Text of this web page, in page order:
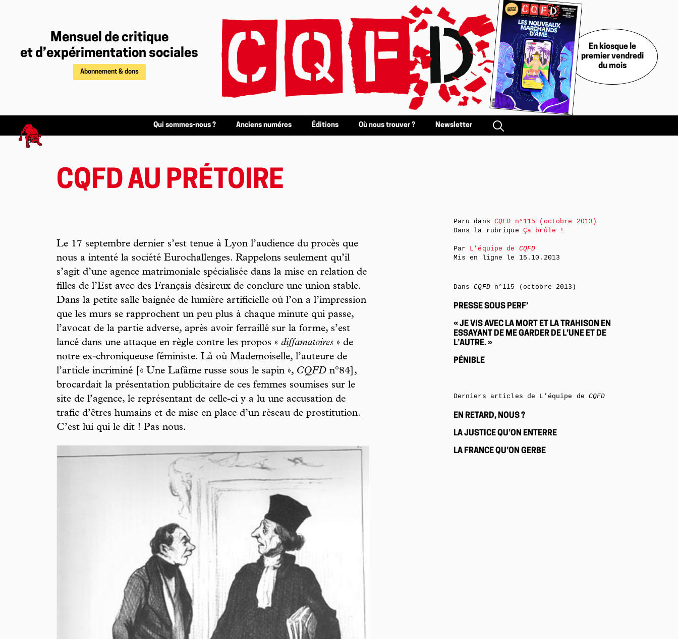
Mensuel de critique
et d’expérimentation sociales
Abonnement & dons
En kiosque le
premier vendredi
du mois
Qui sommes-nous ? Anciens numéros Éditions Où nous trouver ? Newsletter
CQFD AU PRÉTOIRE
Le 17 septembre dernier s’est tenue à Lyon l’audience du procès que
nous a intenté la société Eurochallenges. Rappelons seulement qu’il
s’agit d’une agence matrimoniale spécialisée dans la mise en relation de
filles de l’Est avec des Français désireux de conclure une union stable.
Dans la petite salle baignée de lumière artificielle où l’on a l’impression
que les murs se rapprochent un peu plus à chaque minute qui passe,
l’avocat de la partie adverse, après avoir ferraillé sur la forme, s’est
lancé dans une attaque en règle contre les propos « diffamatoires » de
notre ex-chroniqueuse féministe. Là où Mademoiselle, l’auteure de
l’article incriminé [« Une Lafâme russe sous le sapin », CQFD n°84],
brocardait la présentation publicitaire de ces femmes soumises sur le
site de l’agence, le représentant de celle-ci y a lu une accusation de
trafic d’êtres humains et de mise en place d’un réseau de prostitution.
C’est lui qui le dit ! Pas nous.
Paru dans CQFD n°115 (octobre 2013)
Dans la rubrique Ça brûle !
Par L’équipe de CQFD
Mis en ligne le 15.10.2013
DansCQFDn°115 (octobre 2013)
PRESSE SOUS PERF’
« JE VIS AVEC LA MORT ET LA TRAHISON EN
ESSAYANT DE ME GARDER DE L’UNE ET DE
L’AUTRE. »
PÉNIBLE
Derniers articles de L’équipe de CQFD
EN RETARD, NOUS ?
LA JUSTICE QU’ON ENTERRE
LA FRANCE QU’ON GERBE